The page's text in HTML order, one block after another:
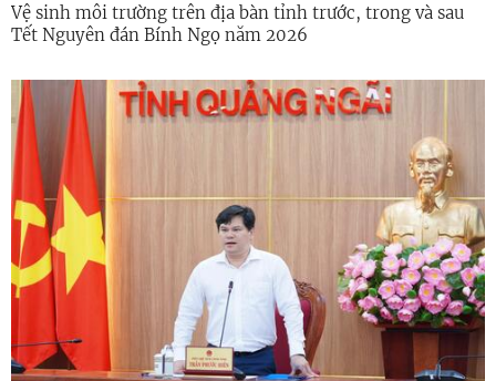
Vệ sinh môi trường trên địa bàn tỉnh trước, trong và sau
Tết Nguyên đán Bính Ngọ năm 2026